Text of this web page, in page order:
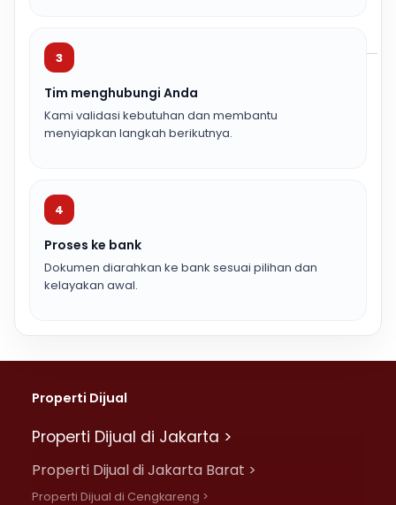
3
Tim menghubungi Anda
Kami validasi kebutuhan dan membantu
menyiapkan langkah berikutnya.
4
Proses ke bank
Dokumen diarahkan ke bank sesuai pilihan dan
kelayakan awal.
Properti Dijual
Properti Dijual di Jakarta >
Properti Dijual di Jakarta Barat >
Properti Dijual di Cengkareng >